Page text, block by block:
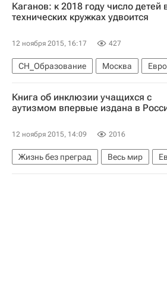
Каганов: к 2018 году число детей
технических кружках удвоится
12 ноября 2015, 16:17 427
СН_Образование Москва
Центральный ФО
Весь мир
Книга об инклюзии учащихся с
аутизмом впервые издана в
12 ноября 2015, 14:09 2016
Жизнь без преград Весь мир